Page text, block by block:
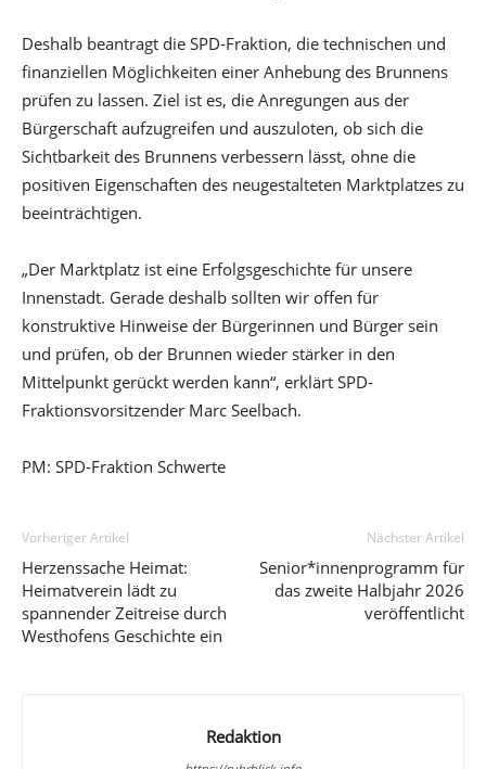
Deshalb beantragt die SPD-Fraktion, die technischen und
finanziellen Möglichkeiten einer Anhebung des Brunnens
prüfen zu lassen. Ziel ist es, die Anregungen aus der
Bürgerschaft aufzugreifen und auszuloten, ob sich die
Sichtbarkeit des Brunnens verbessern lässt, ohne die
positiven Eigenschaften des neugestalteten Marktplatzes zu
beeinträchtigen.
„Der Marktplatz ist eine Erfolgsgeschichte für unsere
Innenstadt. Gerade deshalb sollten wir offen für
konstruktive Hinweise der Bürgerinnen und Bürger sein
und prüfen, ob der Brunnen wieder stärker in den
Mittelpunkt gerückt werden kann“, erklärt SPD-
Fraktionsvorsitzender Marc Seelbach.
PM: SPD-Fraktion Schwerte
Vorheriger Artikel
Herzenssache Heimat:
Heimatverein lädt zu
spannender Zeitreise durch
Westhofens Geschichte ein
Nächster Artikel
Senior*innenprogramm für
das zweite Halbjahr 2026
veröffentlicht
Redaktion